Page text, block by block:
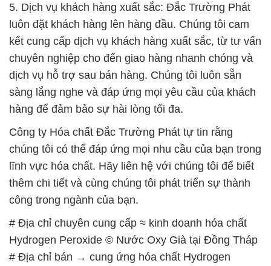
5. Dịch vụ khách hàng xuất sắc: Đắc Trường Phát
luôn đặt khách hàng lên hàng đầu. Chúng tôi cam
kết cung cấp dịch vụ khách hàng xuất sắc, từ tư vấn
chuyên nghiệp cho đến giao hàng nhanh chóng và
dịch vụ hỗ trợ sau bán hàng. Chúng tôi luôn sẵn
sàng lắng nghe và đáp ứng mọi yêu cầu của khách
hàng để đảm bảo sự hài lòng tối đa.
Công ty Hóa chất Đắc Trường Phát tự tin rằng
chúng tôi có thể đáp ứng mọi nhu cầu của bạn trong
lĩnh vực hóa chất. Hãy liên hệ với chúng tôi để biết
thêm chi tiết và cùng chúng tôi phát triển sự thành
công trong ngành của bạn.
# Địa chỉ chuyên cung cấp ≈ kinh doanh hóa chất
Hydrogen Peroxide © Nước Oxy Già tại Đồng Tháp
# Địa chỉ bán → cung ứng hóa chất Hydrogen